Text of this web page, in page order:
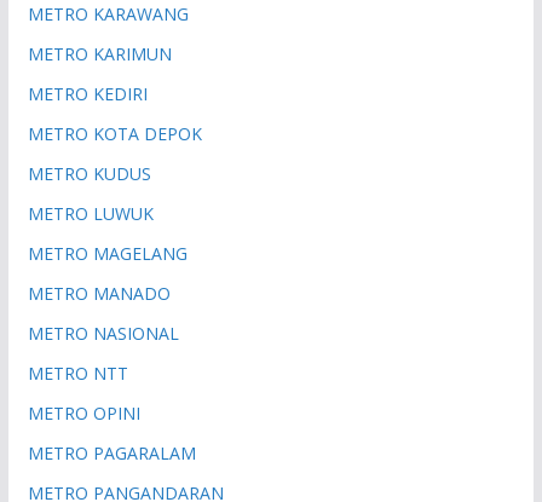
METRO KARAWANG
METRO KARIMUN
METRO KEDIRI
METRO KOTA DEPOK
METRO KUDUS
METRO LUWUK
METRO MAGELANG
METRO MANADO
METRO NASIONAL
METRO NTT
METRO OPINI
METRO PAGARALAM
METRO PANGANDARAN